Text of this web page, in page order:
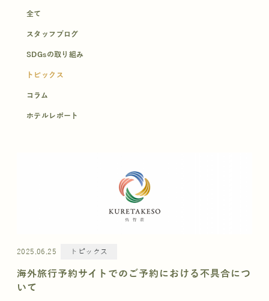
全て
スタッフブログ
SDGsの取り組み
トピックス
コラム
ホテルレポート
2025.06.25 トピックス
海外旅行予約サイトでのご予約における不具合につ
いて